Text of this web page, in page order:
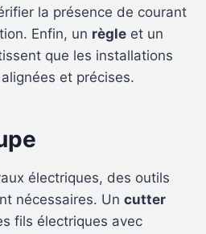
la présence de courant
Enfin, un règleet un
que les installations
et précises.
électriques, des outils
nécessaires. Un cutter
fils électriques avec